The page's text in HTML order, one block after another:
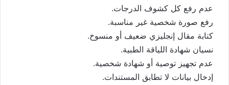
عدم رفع كل كشوف الدرجات.
رفع صورة شخصية غير مناسبة.
كتابة مقال إنجليزي ضعيف أو منسوخ.
نسيان شهادة اللياقة الطبية.
عدم تجهيز توصية أو شهادة شخصية.
إدخال بيانات لا تطابق المستندات.